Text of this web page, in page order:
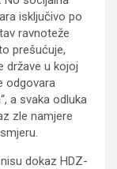
isključivo po
ravnoteže
prešućuje,
države u kojoj
odgovara
a svaka odluka
zle namjere
dokaz HDZ-